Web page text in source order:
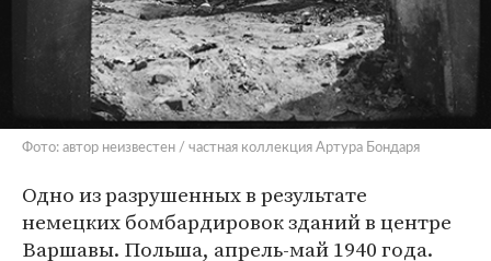
Фото: автор неизвестен / частная коллекция Артура Бондаря
Одно из разрушенных в результате
немецких бомбардировок зданий в центре
Варшавы. Польша, апрель-май 1940 года.